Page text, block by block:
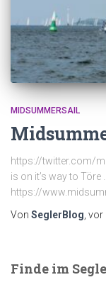
MIDSUMMERSAIL
https://twitter.com/
is on it’s way to
https://
Von SeglerBlog , vor
Finde im